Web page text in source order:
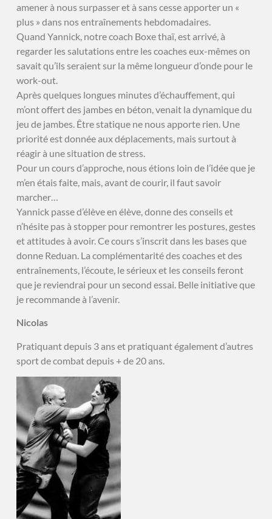
amener à nous surpasser et à sans cesse apporter un «
plus » dans nos entraînements hebdomadaires.
Quand Yannick, notre coach Boxe thaï, est arrivé, à
regarder les salutations entre les coaches eux-mêmes on
savait qu’ils seraient sur la même longueur d’onde pour le
work-out.
Après quelques longues minutes d’échauffement, qui
m’ont offert des jambes en béton, venait la dynamique du
jeu de jambes. Être statique ne nous apporte rien. Une
priorité est donnée aux déplacements, mais surtout à
réagir à une situation de stress.
Pour un cours d’approche, nous étions loin de l’idée que je
m’en étais faite, mais, avant de courir, il faut savoir
marcher…
Yannick passe d’élève en élève, donne des conseils et
n’hésite pas à stopper pour remontrer les postures, gestes
et attitudes à avoir. Ce cours s’inscrit dans les bases que
donne Reduan. La complémentarité des coaches et des
entraînements, l’écoute, le sérieux et les conseils feront
que je reviendrai pour un second essai. Belle initiative que
je recommande à l’avenir.
Nicolas
Pratiquant depuis 3 ans et pratiquant également d’autres
sport de combat depuis + de 20 ans.